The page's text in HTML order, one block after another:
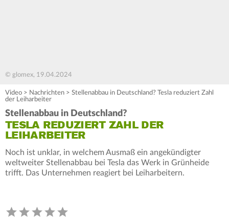
© glomex, 19.04.2024
Video > Nachrichten > Stellenabbau in Deutschland? Tesla reduziert Zahl
der Leiharbeiter
Stellenabbau in Deutschland?
TESLA REDUZIERT ZAHL DER
LEIHARBEITER
Noch ist unklar, in welchem Ausmaß ein angekündigter
weltweiter Stellenabbau bei Tesla das Werk in Grünheide
trifft. Das Unternehmen reagiert bei Leiharbeitern.